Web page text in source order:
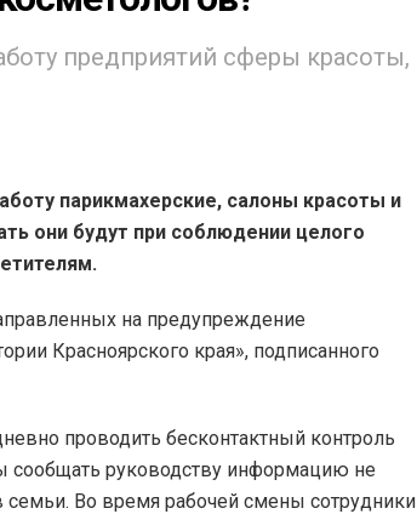
предприятий сферы красоты,
парикмахерские, салоны красоты и
они будут при соблюдении целого
на предупреждение
Красноярского края», подписанного
проводить бесконтактный контроль
сообщать руководству информацию не
семьи. Во время рабочей смены сотрудники